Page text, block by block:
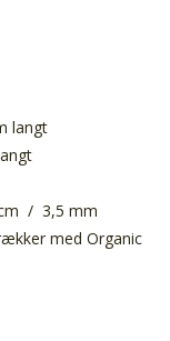
langt
/ 3,5 mm
med Organic